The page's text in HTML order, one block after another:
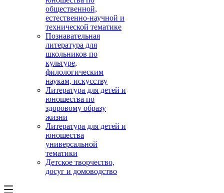
общественной,
естественно-научной и
технической тематике
Познавательная
литература для
школьников по
культуре,
филологическим
наукам, искусству
Литература для детей и
юношества по
здоровому образу
жизни
Литература для детей и
юношества
универсальной
тематики
Детское творчество,
досуг и домоводство